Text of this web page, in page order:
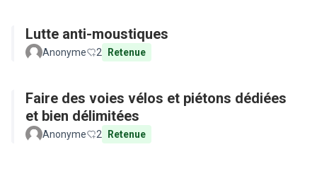
Lutte anti-moustiques
Anonyme 2 Retenue
Faire des voies vélos et piétons dédiées
et bien délimitées
Anonyme 2 Retenue